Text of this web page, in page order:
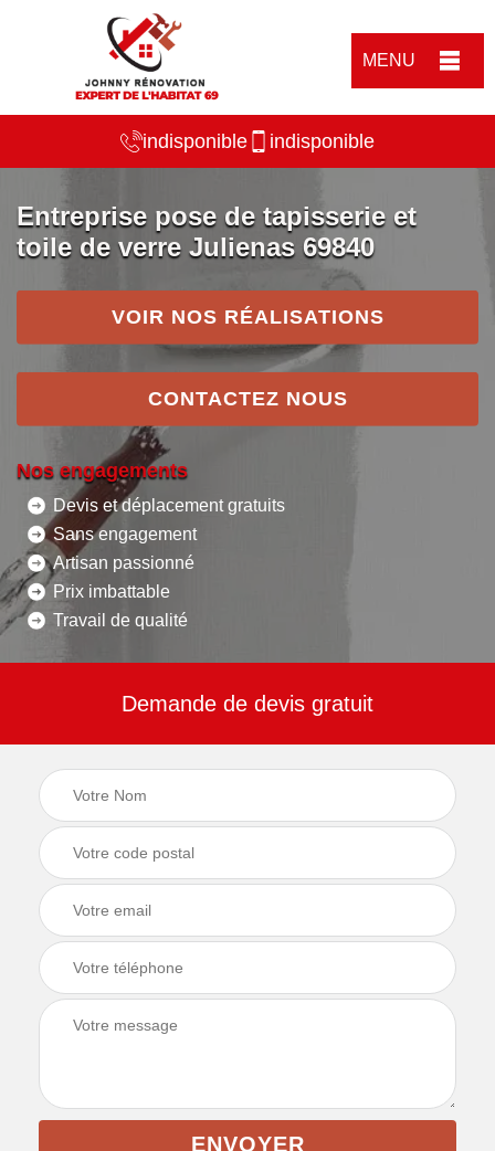
MENU
indisponible indisponible
Entreprise pose de tapisserie et
toile de verre Julienas 69840
VOIR NOS RÉALISATIONS
CONTACTEZ NOUS
Nos engagements
Devis et déplacement gratuits
Sans engagement
Artisan passionné
Prix imbattable
Travail de qualité
Demande de devis gratuit